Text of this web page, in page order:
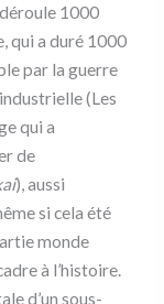
1000
qui a duré 1000
par la guerre
(Les
qui a
de
), aussi
si cela été
monde
à l’histoire.
d’un sous-